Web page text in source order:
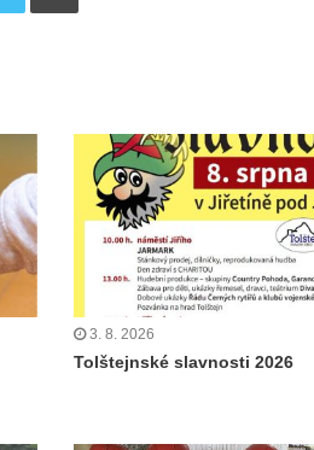
3. 8. 2026
Tolštejnské slavnosti 2026